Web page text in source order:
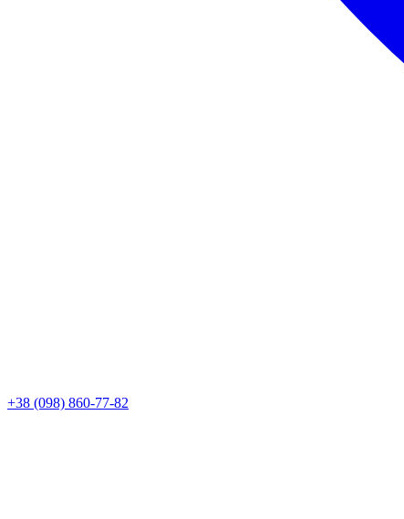
+38 (098) 860-77-82